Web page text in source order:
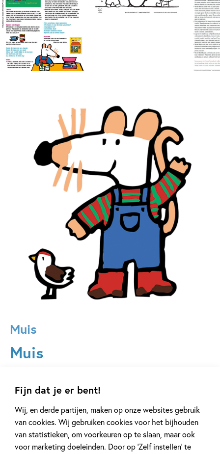
Fijn dat je er bent!
Wij, en derde partijen, maken op onze websites gebruik
van cookies. Wij gebruiken cookies voor het bijhouden
van statistieken, om voorkeuren op te slaan, maar ook
voor marketing doeleinden. Door op ‘Zelf instellen’ te
Muis
Muis
de dieren, en telt haar kuikentjes. Met haar vriendjes Kora
Kip, Eddie Eekhoorn en Kees Krokodil gaat ze naar de
crèche, de kermis of speelt ze piraat. Ze maakt alles mee
wat er gebeurt in het leven van een peuter/kleuter. Al ruim
30 jaar herkenbaar voor kinderen over de hele wereld. Stoer
voor jongens en voor meisjes. De Muis-boeken zijn speciaal